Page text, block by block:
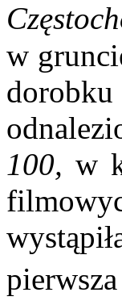
w
dorobku
100, w